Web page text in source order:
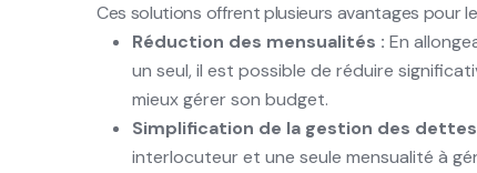
Ces solutions offrent plusieurs avantages pour
Réduction des mensualités : En
un seul, il est possible de réduire
mieux gérer son budget.
Simplification de la gestion des
interlocuteur et une seule mensualité à